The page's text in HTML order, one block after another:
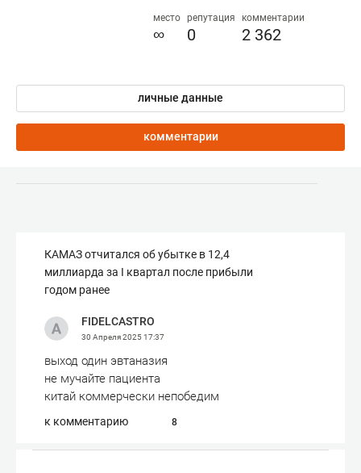
место
∞
репутация
0
комментарии
2 362
личные данные
комментарии
КАМАЗ отчитался об убытке в 12,4
миллиарда за I квартал после прибыли
годом ранее
FIDELCASTRO
30 Апреля 202517:37
выход один эвтаназия
не мучайте пациента
китай коммерчески непобедим
к комментарию 8